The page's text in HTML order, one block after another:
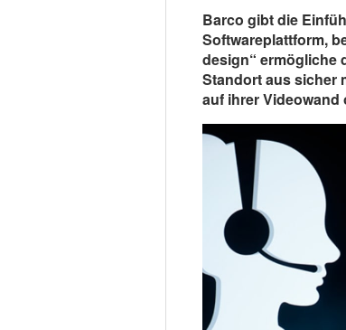
Barco gibt die
Softwareplattform,
design“ ermögliche
Standort aus sicher
auf ihrer